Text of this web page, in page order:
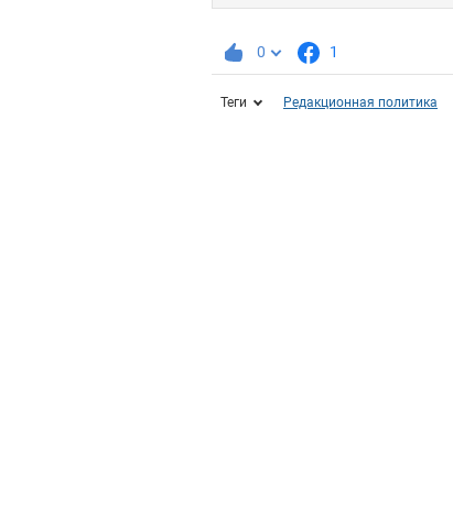
0 1
Теги Редакционная политика